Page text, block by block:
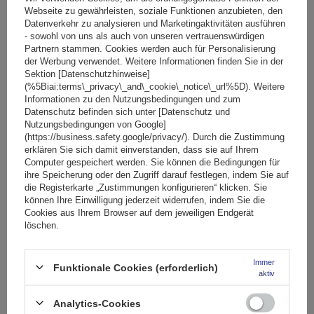
In den
Warenkorb
Webseite zu gewährleisten, soziale Funktionen anzubieten, den
Datenverkehr zu analysieren und Marketingaktivitäten ausführen
- sowohl von uns als auch von unseren vertrauenswürdigen
Partnern stammen. Cookies werden auch für Personalisierung
der Werbung verwendet. Weitere Informationen finden Sie in der
Sektion [Datenschutzhinweise]
(%5Biai:terms\_privacy\_and\_cookie\_notice\_url%5D). Weitere
Informationen zu den Nutzungsbedingungen und zum
Datenschutz befinden sich unter [Datenschutz und
Nutzungsbedingungen von Google]
(https://business.safety.google/privacy/). Durch die Zustimmung
erklären Sie sich damit einverstanden, dass sie auf Ihrem
Computer gespeichert werden. Sie können die Bedingungen für
ihre Speicherung oder den Zugriff darauf festlegen, indem Sie auf
die Registerkarte „Zustimmungen konfigurieren“ klicken. Sie
können Ihre Einwilligung jederzeit widerrufen, indem Sie die
Cookies aus Ihrem Browser auf dem jeweiligen Endgerät
löschen.
Funktionale Cookies (erforderlich)
Immer
aktiv
Analytics-Cookies